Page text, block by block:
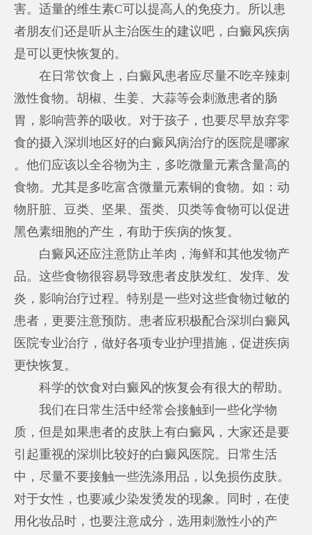
害。适量的维生素C可以提高人的免疫力。所以患
者朋友们还是听从主治医生的建议吧，白癜风疾病
是可以更快恢复的。
在日常饮食上，白癜风患者应尽量不吃辛辣刺
激性食物。胡椒、生姜、大蒜等会刺激患者的肠
胃，影响营养的吸收。对于孩子，也要尽早放弃零
食的摄入深圳地区好的白癜风病治疗的医院是哪家
。他们应该以全谷物为主，多吃微量元素含量高的
食物。尤其是多吃富含微量元素铜的食物。如：动
物肝脏、豆类、坚果、蛋类、贝类等食物可以促进
黑色素细胞的产生，有助于疾病的恢复。
白癜风还应注意防止羊肉，海鲜和其他发物产
品。这些食物很容易导致患者皮肤发红、发痒、发
炎，影响治疗过程。特别是一些对这些食物过敏的
患者，更要注意预防。患者应积极配合深圳白癜风
医院专业治疗，做好各项专业护理措施，促进疾病
更快恢复。
科学的饮食对白癜风的恢复会有很大的帮助。
我们在日常生活中经常会接触到一些化学物
质，但是如果患者的皮肤上有白癜风，大家还是要
引起重视的深圳比较好的白癜风医院。日常生活
中，尽量不要接触一些洗涤用品，以免损伤皮肤。
对于女性，也要减少染发烫发的现象。同时，在使
用化妆品时，也要注意成分，选用刺激性小的产